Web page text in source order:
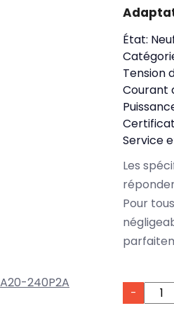
A20-240P2A
État:
Tension
Courant
Service
Les
Pour
-